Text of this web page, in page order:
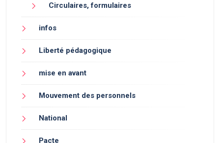
Circulaires, formulaires
infos
Liberté pédagogique
mise en avant
Mouvement des personnels
National
Pacte